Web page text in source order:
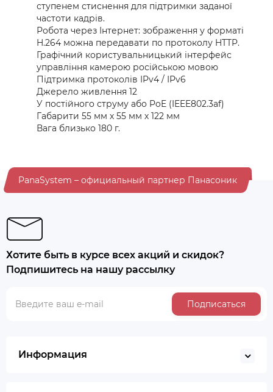
ступенем стиснення для підтримки заданої
частоти кадрів.
Робота через Інтернет: зображення у форматі
H.264 можна передавати по протоколу HTTP.
Графічний користувальницький інтерфейс
управління камерою російською мовою
Підтримка протоколів IPv4 / IPv6
Джерело живлення 12
У постійного струму або PoE (IEEE802.3af)
Габарити 55 мм х 55 мм х 122 мм
Вага близько 180 г.
PanaSystem – официальный партнер Панасоник
Хотите быть в курсе всех акций и скидок?
Подпишитесь на нашу рассылку
Подписаться
Информация